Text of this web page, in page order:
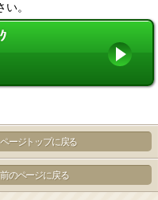
。
ページトップに戻る
前のページに戻る